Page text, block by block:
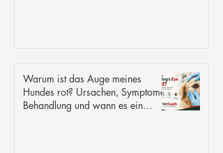
Warum ist das Auge meines
Hundes rot? Ursachen, Symptome,
Behandlung und wann es ein